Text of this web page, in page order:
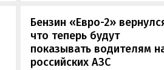
Бензин «Евро-2»
что теперь будут
показывать водителям
российских АЗС